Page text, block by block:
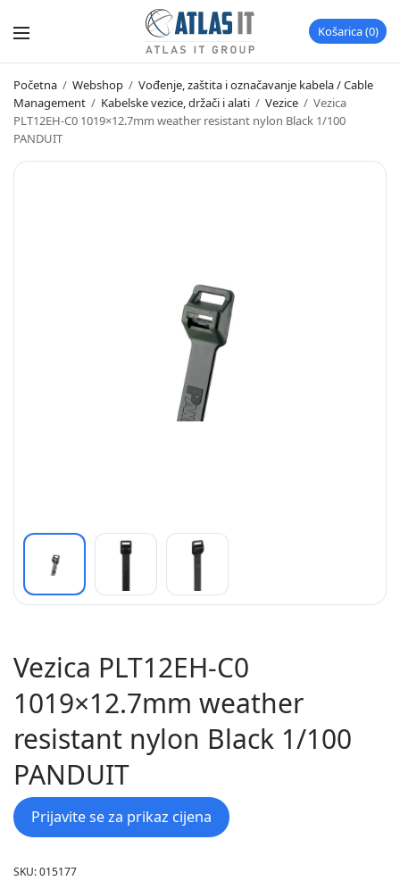
Košarica 0
Početna / Webshop / Vođenje, zaštita i označavanje kabela / Cable
Management / Kabelske vezice, držači i alati / Vezice / Vezica
PLT12EH-C0 1019×12.7mm weather resistant nylon Black 1/100
PANDUIT
Vezica PLT12EH-C0
1019×12.7mm weather
resistant nylon Black 1/100
PANDUIT
Prijavite se za prikaz cijena
SKU:015177